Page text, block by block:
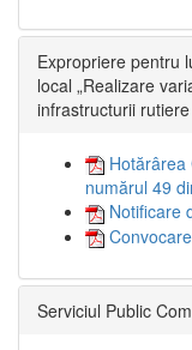
Expropriere pentru
local „Realizare
infrastructurii
Hotărârea
numărul 49
Notificare
Convocare
Serviciul Public